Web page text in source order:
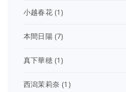
小越春花(1)
本間日陽(7)
真下華穂(1)
西潟茉莉奈 (1)